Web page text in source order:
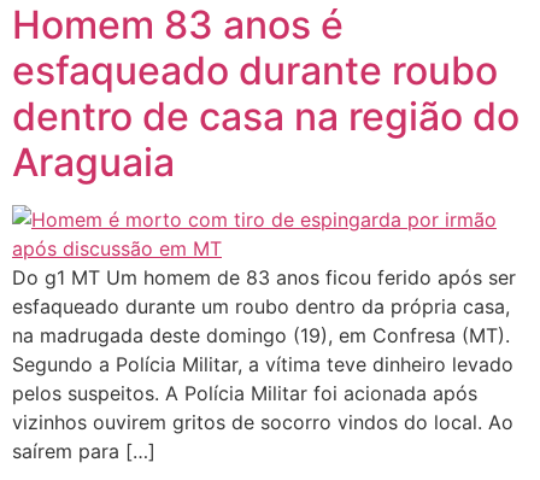
Homem 83 anos é
esfaqueado durante roubo
dentro de casa na região do
Araguaia
Do g1 MT Um homem de 83 anos ficou ferido após ser
esfaqueado durante um roubo dentro da própria casa,
na madrugada deste domingo (19), em Confresa (MT).
Segundo a Polícia Militar, a vítima teve dinheiro levado
pelos suspeitos. A Polícia Militar foi acionada após
vizinhos ouvirem gritos de socorro vindos do local. Ao
saírem para […]